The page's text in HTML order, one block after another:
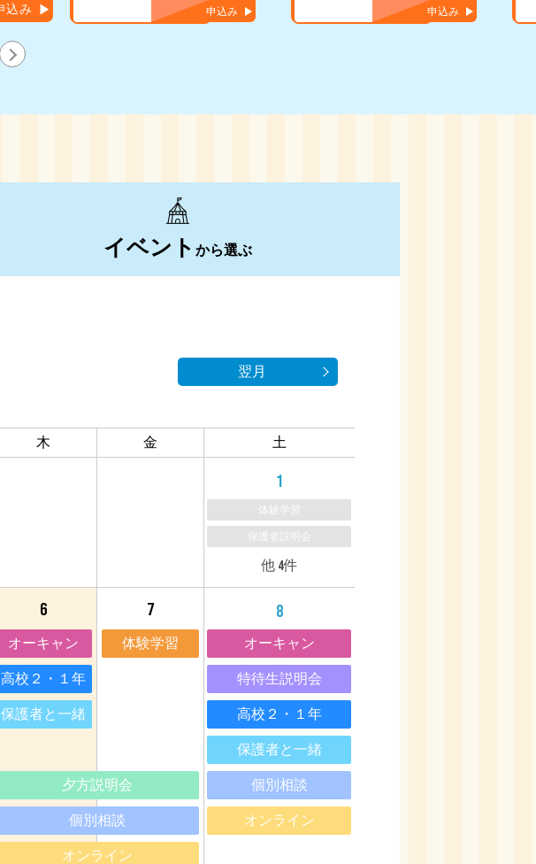
イベント から選ぶ
翌月
木 金 土
1
体験学習
保護者説明会
他 4件
6
オーキャン
高校２・１年
保護者と一緒
夕方説明会
個別相談
オンライン
7
体験学習
8
オーキャン
特待生説明会
高校２・１年
保護者と一緒
個別相談
オンライン